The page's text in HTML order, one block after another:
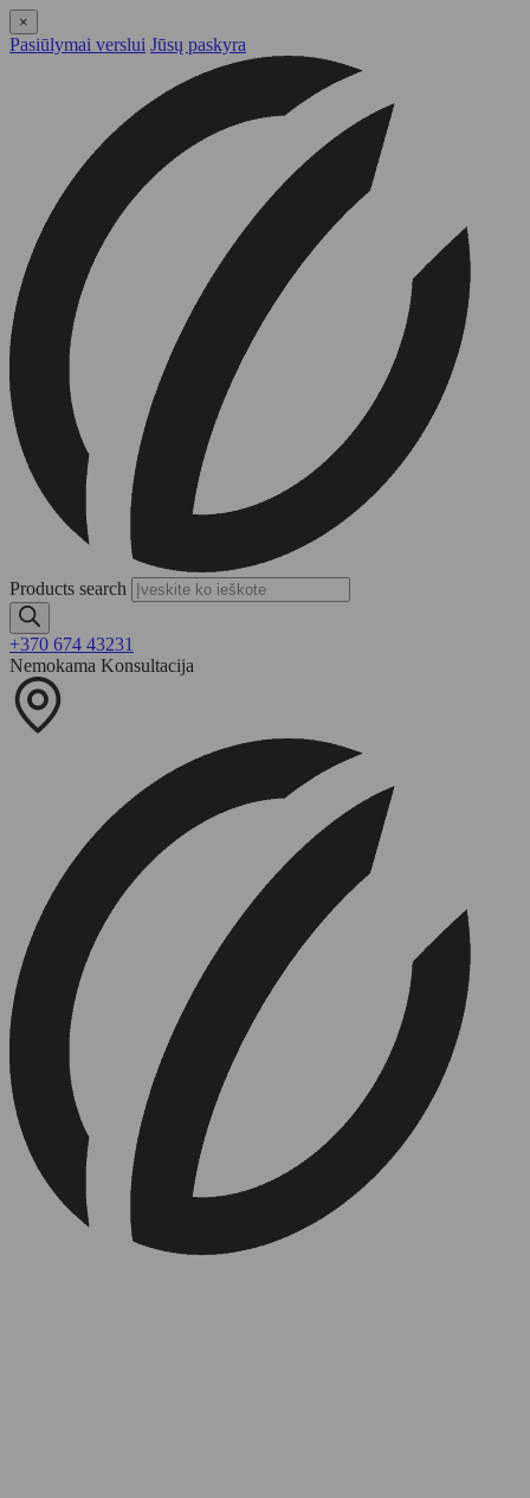
×
Pasiūlymai verslui Jūsų paskyra
Products search
+370 674 43231
Nemokama Konsultacija